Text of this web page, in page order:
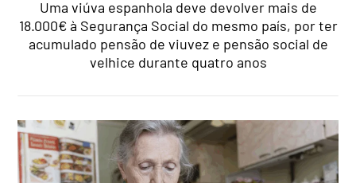
Uma viúva espanhola deve devolver mais de
18.000€ à Segurança Social do mesmo país, por ter
acumulado pensão de viuvez e pensão social de
velhice durante quatro anos